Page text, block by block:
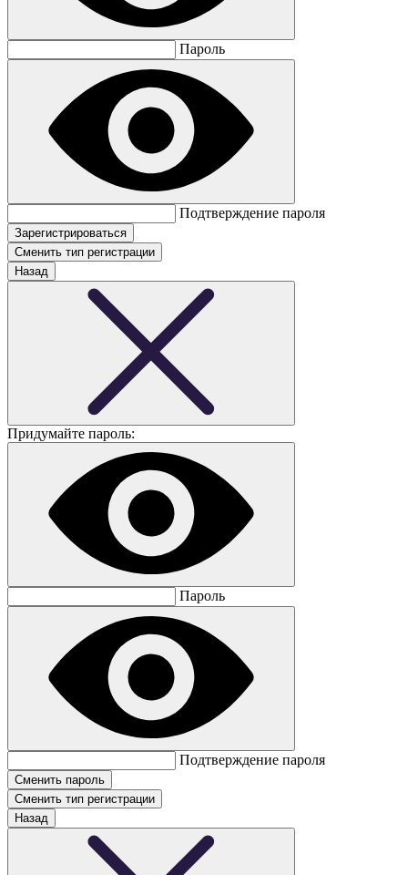
Пароль
Подтверждение пароля
Сменить тип регистрации
Назад
Придумайте пароль:
Пароль
Подтверждение пароля
Сменить тип регистрации
Назад